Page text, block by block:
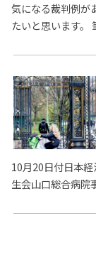
気になる裁判例が
たいと思います。 筆者が所属する社労士会からの情報ですが、
で…
10月20日付日本
生会山口総合病院
正を…